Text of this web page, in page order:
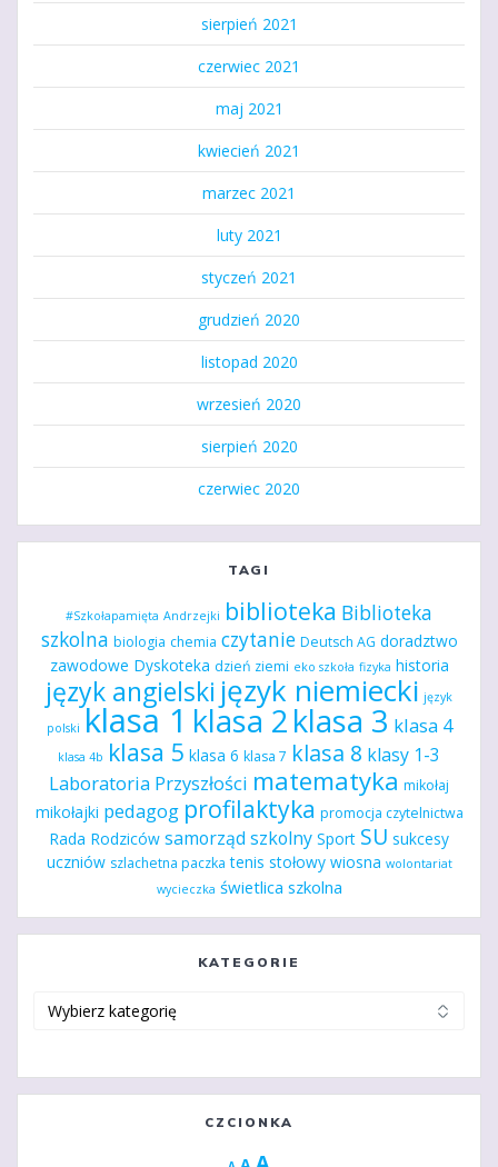
sierpień 2021
czerwiec 2021
maj 2021
kwiecień 2021
marzec 2021
luty 2021
styczeń 2021
grudzień 2020
listopad 2020
wrzesień 2020
sierpień 2020
czerwiec 2020
TAGI
#Szkołapamięta Andrzejki biblioteka Biblioteka
szkolna biologia chemia czytanie Deutsch AG doradztwo
zawodowe Dyskoteka dzień ziemi eko szkoła fizyka historia
język angielski język niemiecki język
polski klasa 1 klasa 2klasa 3 klasa 4
klasa 4b klasa 5 klasa 6 klasa 7 klasa 8 klasy 1-3
Laboratoria Przyszłości matematyka mikołaj
mikołajki pedagog profilaktyka promocja czytelnictwa
Rada Rodziców samorząd szkolny Sport SU sukcesy
uczniów szlachetna paczka tenis stołowy wiosna wolontariat
wycieczka świetlica szkolna
KATEGORIE
CZCIONKA
Decrease
Reset